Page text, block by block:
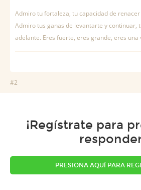
Admiro tu fortaleza, tu capacidad de
Admiro tus ganas de levantarte y continuar,
adelante. Eres fuerte, eres grande, eres una
#2
¡Regístrate para
PRESIONA AQUÍ PARA